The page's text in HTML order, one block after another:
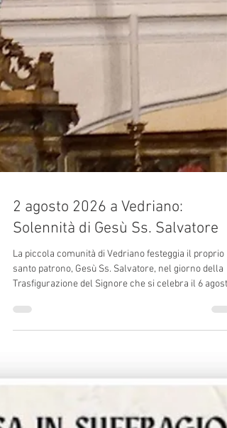
Solennità di Gesù Ss. Salvatore
santo patrono, Gesù Ss. Salvatore, nel giorno della